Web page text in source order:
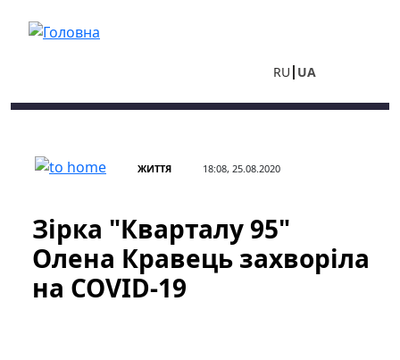
RU UA
ЖИТТЯ 18:08, 25.08.2020
Зірка "Кварталу 95"
Олена Кравець захворіла
на COVID-19